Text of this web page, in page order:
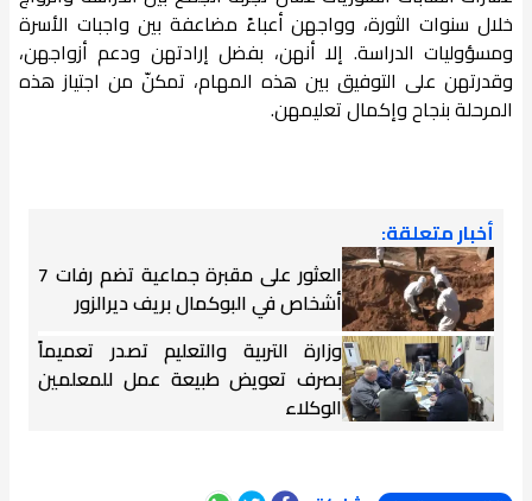
خلال سنوات الثورة، وواجهن أعباءً مضاعفة بين واجبات الأسرة
ومسؤوليات الدراسة. إلا أنهن، بفضل إرادتهن ودعم أزواجهن،
وقدرتهن على التوفيق بين هذه المهام، تمكنّ من اجتياز هذه
المرحلة بنجاح وإكمال تعليمهن.
أخبار متعلقة:
العثور على مقبرة جماعية تضم رفات 7
أشخاص في البوكمال بريف ديرالزور
وزارة التربية والتعليم تصدر تعميماً
بصرف تعويض طبيعة عمل للمعلمين
الوكلاء